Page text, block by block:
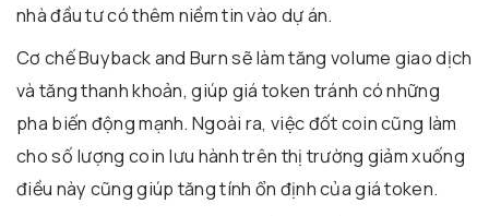
nhà đầu tư có thêm niềm tin vào dự án.
Cơ chế Buyback and Burn sẽ làm tăng volume giao dịch
và tăng thanh khoản, giúp giá token tránh có những
pha biến động mạnh. Ngoài ra, việc đốt coin cũng làm
cho số lượng coin lưu hành trên thị trường giảm xuống
điều này cũng giúp tăng tính ổn định của giá token.